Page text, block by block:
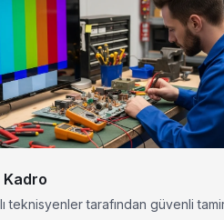
garanti, aynı gün servis.
aldıktan sonra teknik ekibimiz
Kadro
teknisyenler tarafından güvenli